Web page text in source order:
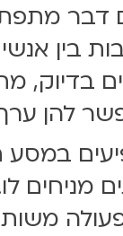
דבר
בין
להן
מניחים